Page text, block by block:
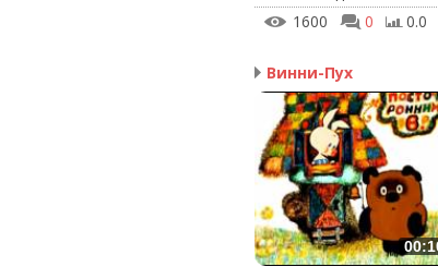
1600
0 0.0
Винни-Пух